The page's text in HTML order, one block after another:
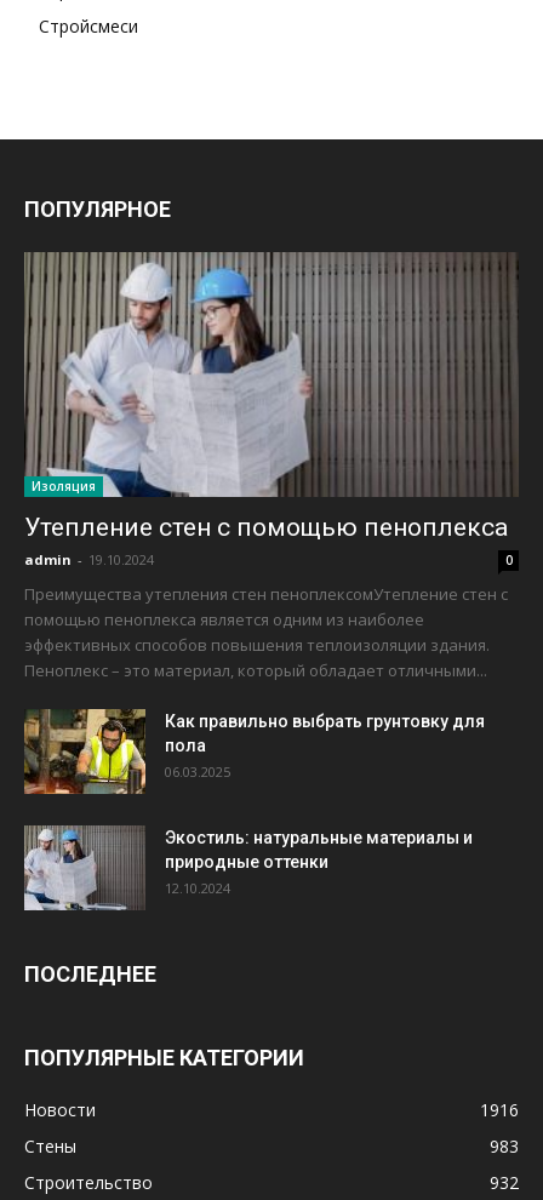
Стройсмеси
ПОПУЛЯРНОЕ
Изоляция
Утепление стен с помощью пеноплекса
admin - 19.10.2024 0
Преимущества утепления стен пеноплексомУтепление стен с
помощью пеноплекса является одним из наиболее
эффективных способов повышения теплоизоляции здания.
Пеноплекс – это материал, который обладает отличными...
Как правильно выбрать грунтовку для
пола
06.03.2025
Экостиль: натуральные материалы и
природные оттенки
12.10.2024
ПОСЛЕДНЕЕ
ПОПУЛЯРНЫЕ КАТЕГОРИИ
Новости
1916
Стены
983
Строительство
932